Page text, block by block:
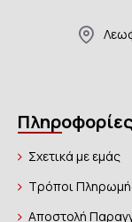
Σχετικά με εμάς
Τρόποι
Αποστολή